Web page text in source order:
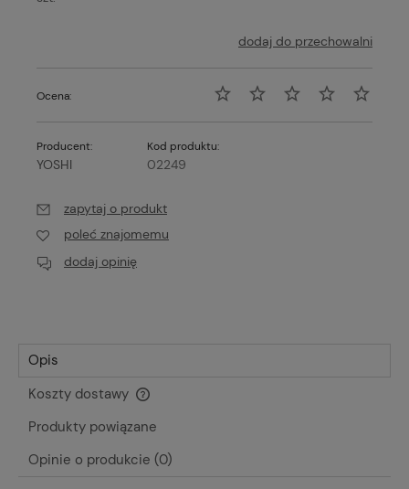
dodaj do przechowalni
Ocena:
Producent:
YOSHI
Kod produktu:
02249
zapytaj o produkt
poleć znajomemu
dodaj opinię
Opis
Koszty dostawy
Cena nie zawiera ewentualnych kosztów płatności
Produkty powiązane
Opinie o produkcie (0)